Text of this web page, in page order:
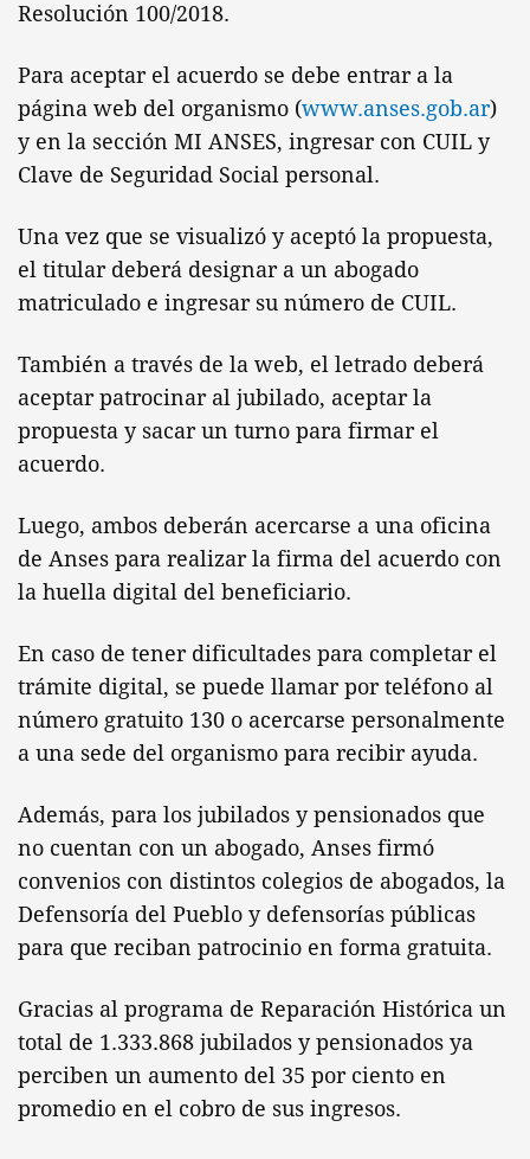
Resolución 100/2018.
Para aceptar el acuerdo se debe entrar a la
página web del organismo (www.anses.gob.ar)
y en la sección MI ANSES, ingresar con CUIL y
Clave de Seguridad Social personal.
Una vez que se visualizó y aceptó la propuesta,
el titular deberá designar a un abogado
matriculado e ingresar su número de CUIL.
También a través de la web, el letrado deberá
aceptar patrocinar al jubilado, aceptar la
propuesta y sacar un turno para firmar el
acuerdo.
Luego, ambos deberán acercarse a una oficina
de Anses para realizar la firma del acuerdo con
la huella digital del beneficiario.
En caso de tener dificultades para completar el
trámite digital, se puede llamar por teléfono al
número gratuito 130 o acercarse personalmente
a una sede del organismo para recibir ayuda.
Además, para los jubilados y pensionados que
no cuentan con un abogado, Anses firmó
convenios con distintos colegios de abogados, la
Defensoría del Pueblo y defensorías públicas
para que reciban patrocinio en forma gratuita.
Gracias al programa de Reparación Histórica un
total de 1.333.868 jubilados y pensionados ya
perciben un aumento del 35 por ciento en
promedio en el cobro de sus ingresos.